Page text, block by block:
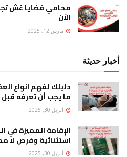
محامي قضايا غش
الآن
مارس 12, 2025
أخبار حديثة
دليلك لفهم انواع
ما يجب أن تعرفه قبل
أبريل 30, 2025
الإقامة المميزة في
استثنائية وفرص لا
أبريل 30, 2025